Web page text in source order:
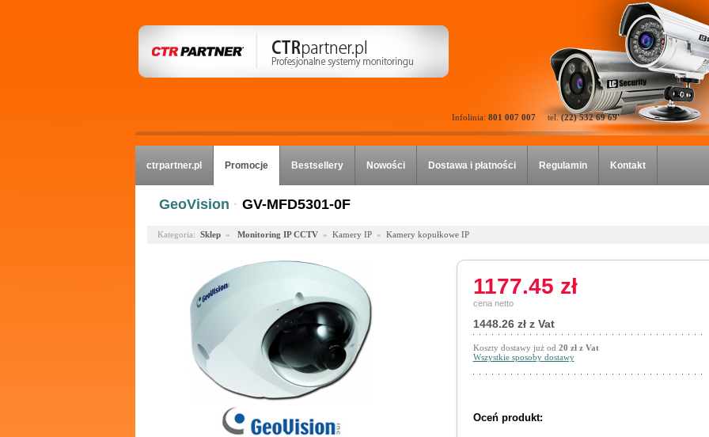
Infolinia: 801 007 007tel.(22) 532 69 69
ctrpartner.pl Promocje Bestsellery Nowości Dostawa i płatności Regulamin Kontakt
GeoVision · GV-MFD5301-0F
Kategoria: Sklep» Monitoring IP CCTV» Kamery IP» Kamery kopułkowe IP
1177.45 zł
cena netto
1448.26 zł z Vat
Koszty dostawy już od 20 zł z Vat
Wszystkie sposoby dostawy
Oceń produkt: